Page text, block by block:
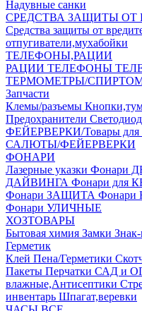
Надувные санки
СРЕДСТВА ЗАЩИТЫ ОТ
Средства защиты от
отпугиватели,мухабойки
ТЕЛЕФОНЫ,РАЦИИ
РАЦИИ ТЕЛЕФОНЫ
ТЕРМОМЕТРЫ/
Запчасти
Клемы/разъемы
Предохранители
ФЕЙЕРВЕРКИ/Товары
САЛЮТЫ/ФЕЙЕРВЕРКИ
ФОНАРИ
Лазерные указки Фонари
ДАЙВИНГА Фонари для
Фонари ЗАЩИТА
Фонари УЛИЧНЫЕ
ХОЗТОВАРЫ
Бытовая химия Замки
Герметик
Клей Пена/Герметики
Пакеты Перчатки САД и
влажные,Антисептики
инвентарь Шпагат,веревки